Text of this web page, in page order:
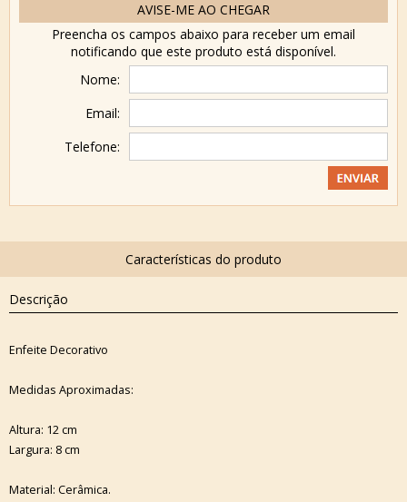
AVISE-ME AO CHEGAR
Preencha os campos abaixo para receber um email
notificando que este produto está disponível.
Nome:
Email:
Telefone:
Descrição
Enfeite Decorativo
Medidas Aproximadas:
Altura: 12 cm
Largura: 8 cm
Material: Cerâmica.